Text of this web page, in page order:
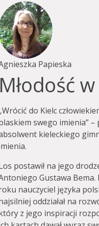
Papieska
Młodość
do Kielc
swego imienia”
kieleckiego
postawił na jego
Gustawa
nauczyciel języka
oddziałał na
z jego inspiracji